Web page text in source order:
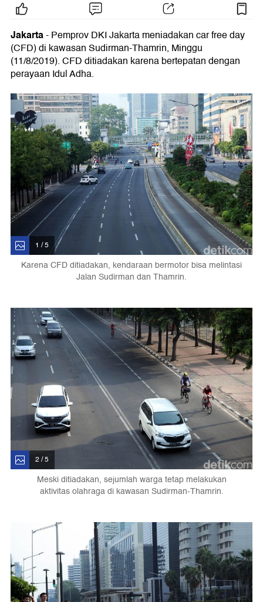
Jakarta- Pemprov DKI Jakarta meniadakan car free day
(CFD) di kawasan Sudirman-Thamrin, Minggu
(11/8/2019). CFD ditiadakan karena bertepatan dengan
perayaan Idul Adha.
1 / 5
Karena CFD ditiadakan, kendaraan bermotor bisa melintasi
Jalan Sudirman dan Thamrin.
2 / 5
Meski ditiadakan, sejumlah warga tetap melakukan
aktivitas olahraga di kawasan Sudirman-Thamrin.